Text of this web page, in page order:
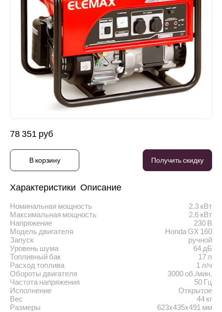
78 351 руб
В корзину Получить скидку
Характеристики Описание
Номинальная мощность
2.3 кВт
Максимальная мощность
2.6 кВт
Напряжение
230 В
Модель двигателя
Honda GX 160
Запуск
ручной
Уровень шума
64 дБ
Топливный бак
17 л
Расход топлива
1 л/ч
Обороты двигателя
3000 об./мин.
Частота напряжения
50 Гц
Исполнение
Открытое
Вес
44 кг
Размеры
623х435х491 мм